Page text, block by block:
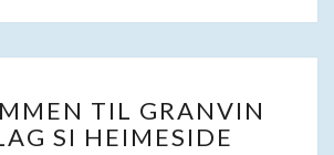
TIL
GRANVIN
TIL GRANVIN
SI HEIMESIDE